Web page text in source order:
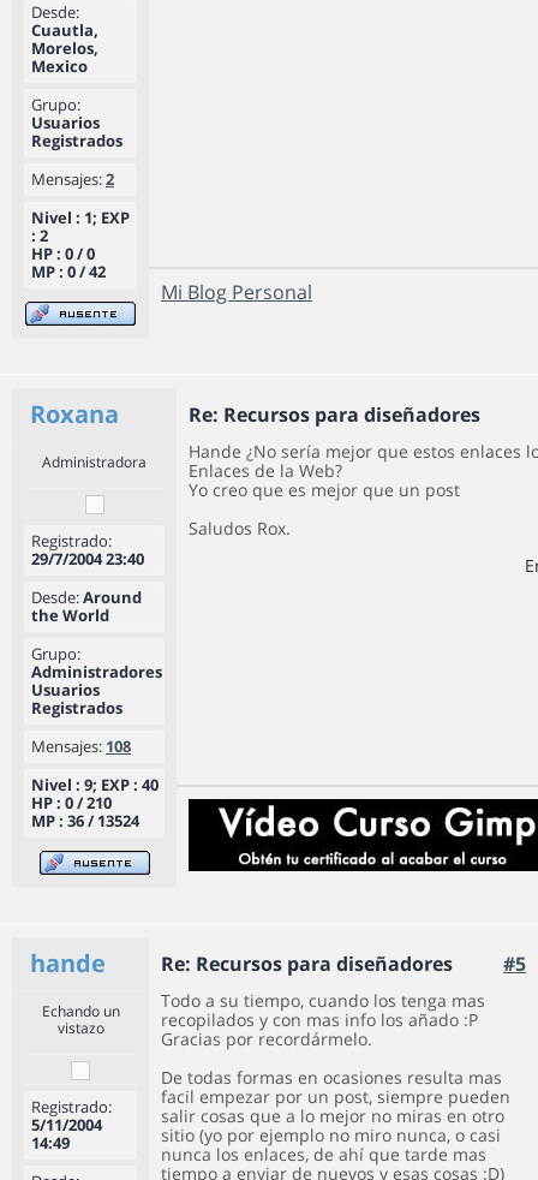
Desde:
Cuautla,
Morelos,
Mexico
Grupo:
Usuarios
Registrados
Mensajes:2
Nivel : 1; EXP
: 2
HP : 0 / 0
MP : 0 / 42
Mi Blog Personal
Roxana Re: Recursos para diseñadores
Administradora
Registrado:
29/7/2004 23:40
Desde:Around
the World
Grupo:
Administradores
Usuarios
Registrados
Mensajes: 108
Nivel : 9; EXP : 40
HP : 0 / 210
MP : 36 / 13524
Hande ¿No sería mejor que estos enlaces
Enlaces de la Web?
Yo creo que es mejor que un post
Saludos Rox.
hande Re: Recursos para diseñadores #5
Echando un
vistazo
Registrado:
5/11/2004
14:49
Todo a su tiempo, cuando los tenga mas
recopilados y con mas info los añado :P
Gracias por recordármelo.
De todas formas en ocasiones resulta mas
facil empezar por un post, siempre pueden
salir cosas que a lo mejor no miras en otro
sitio (yo por ejemplo no miro nunca, o casi
nunca los enlaces, de ahí que tarde mas
tiempo a enviar de nuevos y esas cosas :D)